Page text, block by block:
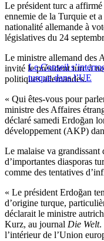
Le président turc a
ennemie de la Turquie et
nationalité allemande à
législatives du 24
Le Conseil
turque dans l’UE
Le ministre allemand des
invité le président turc à
politiques allemandes.
« Qui êtes-vous pour
ministre des Affaires
déclaré samedi Erdoğan
développement (AKP)
Le malaise va grandissant
d’importantes diasporas
comme des tentatives
« Le président Erdoğan
d’origine turque,
déclarait le ministre
Kurz, au journal Die Welt.
l’intérieur de l’Union